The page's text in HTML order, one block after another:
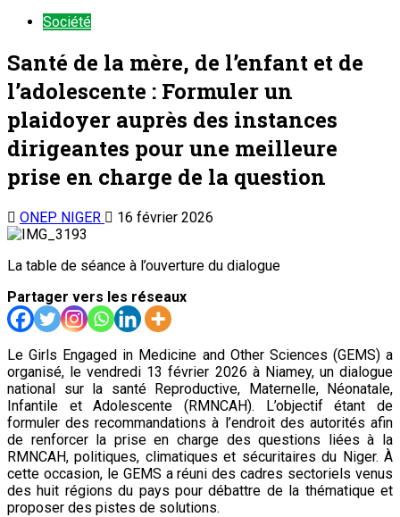
Société
Santé de la mère, de l’enfant et de
l’adolescente : Formuler un
plaidoyer auprès des instances
dirigeantes pour une meilleure
prise en charge de la question
ONEP NIGER 16 février 2026
La table de séance à l’ouverture du dialogue
Partager vers les réseaux
Le Girls Engaged in Medicine and Other Sciences (GEMS) a
organisé, le vendredi 13 février 2026 à Niamey, un dialogue
national sur la santé Reproductive, Maternelle, Néonatale,
Infantile et Adolescente (RMNCAH). L’objectif étant de
formuler des recommandations à l’endroit des autorités afin
de renforcer la prise en charge des questions liées à la
RMNCAH, politiques, climatiques et sécuritaires du Niger. À
cette occasion, le GEMS a réuni des cadres sectoriels venus
des huit régions du pays pour débattre de la thématique et
proposer des pistes de solutions.